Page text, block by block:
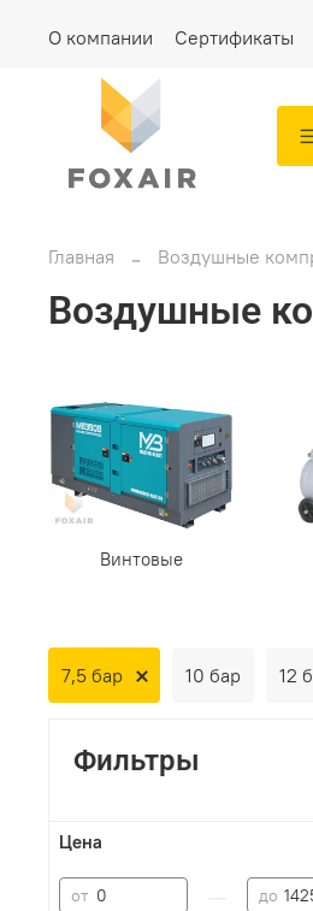
О компании Сертификаты
Главная Воздушные
Воздушные
Винтовые
7,5 бар 10 бар 12
Фильтры
Цена
от до